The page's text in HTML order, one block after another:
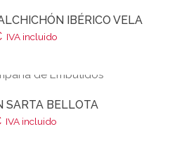
IBÉRICO VELA
IVA incluido
SARTA BELLOTA
IVA incluido